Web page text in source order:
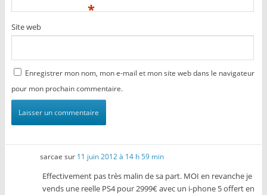
*
Site web
Enregistrer mon nom, mon e-mail et mon site web dans le navigateur
pour mon prochain commentaire.
sarcae sur 11 juin 2012 à 14 h 59 min
Effectivement pas très malin de sa part. MOI en revanche je
vends une reelle PS4 pour 2999€ avec un i-phone 5 offert en